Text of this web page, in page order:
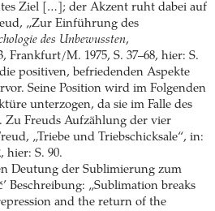
Ziel […]; der Akzent ruht dabei auf
„Zur Einführung des
des Unbewussten,
Frankfurt/M. 1975, S. 37–68, hier: S.
positiven, befriedenden Aspekte
Seine Position wird im Folgenden
unterzogen, da sie im Falle des
Zu Freuds Aufzählung der vier
„Triebe und Triebschicksale“, in:
hier: S. 90.
Deutung der Sublimierung zum
Beschreibung: „Sublimation breaks
and the return of the